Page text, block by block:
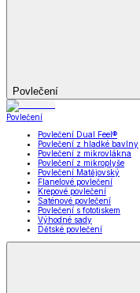
Povlečení
Povlečení
Povlečení Dual Feel®
Povlečení z hladké bavlny
Povlečení z mikrovlákna
Povlečení z mikroplyše
Povlečení Matějovský
Flanelové povlečení
Krepové povlečení
Saténové povlečení
Povlečení s fototiskem
Výhodné sady
Dětské povlečení